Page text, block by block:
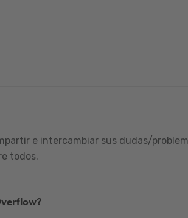
e intercambiar sus dudas/
todos.